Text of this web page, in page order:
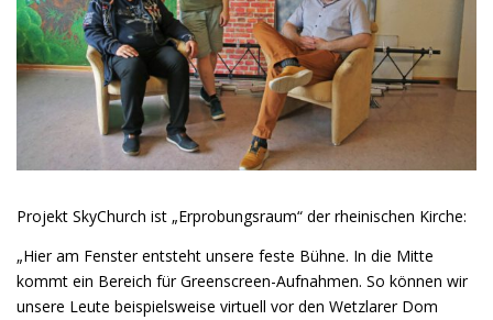
Projekt SkyChurch ist „Erprobungsraum“ der rheinischen Kirche:
„Hier am Fenster entsteht unsere feste Bühne. In die Mitte
kommt ein Bereich für Greenscreen-Aufnahmen. So können wir
unsere Leute beispielsweise virtuell vor den Wetzlarer Dom